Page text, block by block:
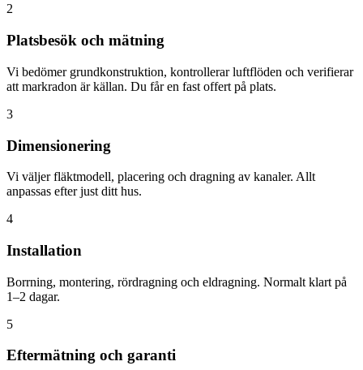
2
Platsbesök och mätning
Vi bedömer grundkonstruktion, kontrollerar luftflöden och verifierar
att markradon är källan. Du får en fast offert på plats.
3
Dimensionering
Vi väljer fläktmodell, placering och dragning av kanaler. Allt
anpassas efter just ditt hus.
4
Installation
Borrning, montering, rördragning och eldragning. Normalt klart på
1–2 dagar.
5
Eftermätning och garanti